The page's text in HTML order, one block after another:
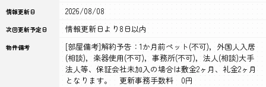
情報更新日 2026/08/08
次回更新予定日 情報更新日より8日以内
物件備考
[部屋備考]解約予告：1か月前ペット(不可)，外国人入居
(相談)，楽器使用(不可)，事務所(不可)，法人(相談)大手
法人等、保証会社未加入の場合は敷金2ヶ月、礼金2ヶ月
となります。 更新事務手数料 0円